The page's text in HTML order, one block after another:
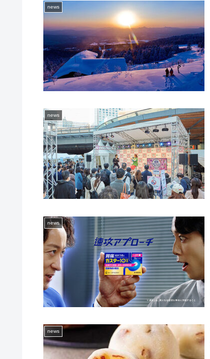
news
news
news
news